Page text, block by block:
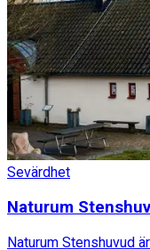
Sevärdhet
Naturum
Naturum Stenshuvud